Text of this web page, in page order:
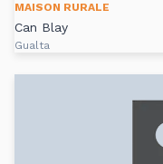
MAISON RURALE
Can Blay
Gualta